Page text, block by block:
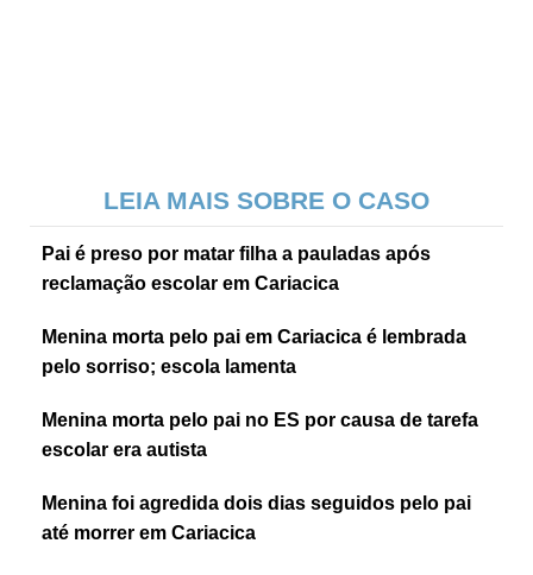
LEIA MAIS SOBRE O CASO
Pai é preso por matar filha a pauladas após
reclamação escolar em Cariacica
Menina morta pelo pai em Cariacica é lembrada
pelo sorriso; escola lamenta
Menina morta pelo pai no ES por causa de tarefa
escolar era autista
Menina foi agredida dois dias seguidos pelo pai
até morrer em Cariacica